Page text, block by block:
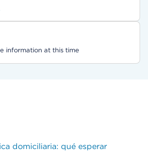
information at this time
domiciliaria: qué esperar